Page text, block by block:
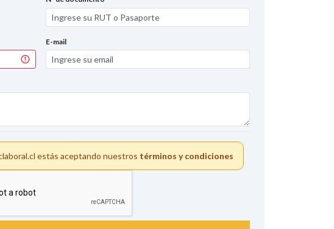
E-mail
estás aceptando nuestros términos y condiciones